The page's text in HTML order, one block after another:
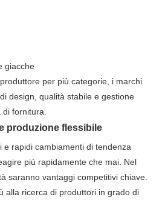
giacche
per più categorie, i marchi
design, qualità stabile e gestione
di fornitura.
produzione flessibile
e rapidi cambiamenti di tendenza
più rapidamente che mai. Nel
saranno vantaggi competitivi chiave.
alla ricerca di produttori in grado di